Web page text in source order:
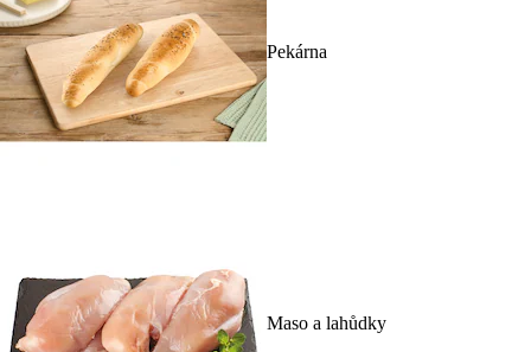
Pekárna
Maso a lahůdky